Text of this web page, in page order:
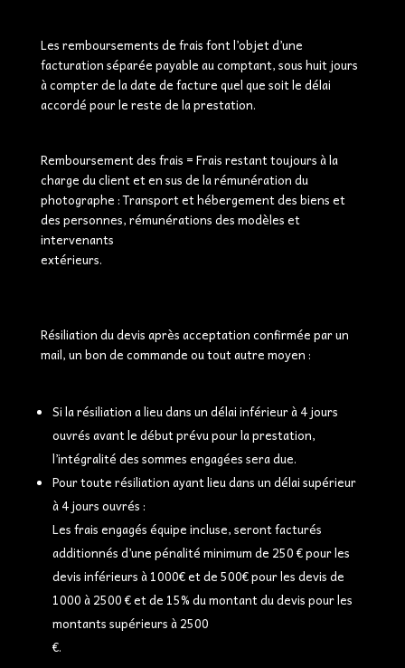
Les remboursements de frais font l’objet d’une
facturation séparée payable au comptant, sous huit jours
à compter de la date de facture quel que soit le délai
accordé pour le reste de la prestation.
Remboursement des frais = Frais restant toujours à la
charge du client et en sus de la rémunération du
photographe : Transport et hébergement des biens et
des personnes, rémunérations des modèles et
intervenants
extérieurs.
Résiliation du devis après acceptation confirmée par un
mail, un bon de commande ou tout autre moyen :
Si la résiliation a lieu dans un délai inférieur à 4 jours
ouvrés avant le début prévu pour la prestation,
l’intégralité des sommes engagées sera due.
Pour toute résiliation ayant lieu dans un délai supérieur
à 4 jours ouvrés :
Les frais engagés équipe incluse, seront facturés
additionnés d’une pénalité minimum de 250 € pour les
devis inférieurs à 1000€ et de 500€ pour les devis de
1000 à 2500 € et de 15% du montant du devis pour les
montants supérieurs à 2500
€.